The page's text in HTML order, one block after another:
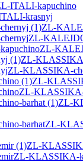
ITALI-kapuchino
krasnyj
ZL-
ZL-
ZL-
ZL-
ZL-KLASSIKA-
ZL-
ZL-
ZL-
ZL-
ZL-
ZL-KLASSIKA-